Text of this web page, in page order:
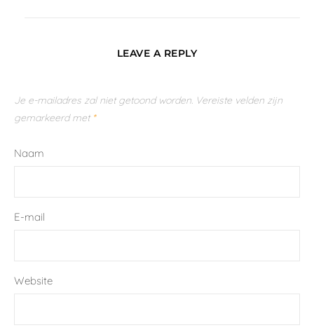
LEAVE A REPLY
Je e-mailadres zal niet getoond worden. Vereiste velden zijn
gemarkeerd met *
Naam
E-mail
Website